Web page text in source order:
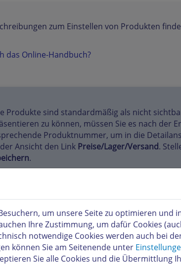
zum Einstellen von Produkten
das Online-Handbuch?
Produkte sind standardmäßig als nicht
zu können, müssen Sie es nach der
Produktnummer, um in die
Ansicht den Link Preise/Lager/Versand.
.
meine Produkte im
Befehlszeile auf "Produkte". Markieren
Produkt mit einem Häkchen, wählen Sie
um unsere Seite zu optimieren und
Ihre Zustimmung, um dafür Cookies
notwendige Cookies werden auch bei
können Sie am Seitenende unter
Sie alle Cookies und die Übermittlung